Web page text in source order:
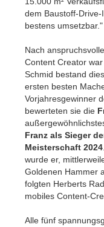
dem Baustoff-
bestens umsetzbar."
Nach
Content Creator
Schmid bestand
ersten besten
Vorjahresgewinner
bewerteten sie die
Franz als Sieger
Meisterschaft 2024
wurde er,
Goldenen Hammer
folgten Herberts
mobiles Content-
Alle fünf